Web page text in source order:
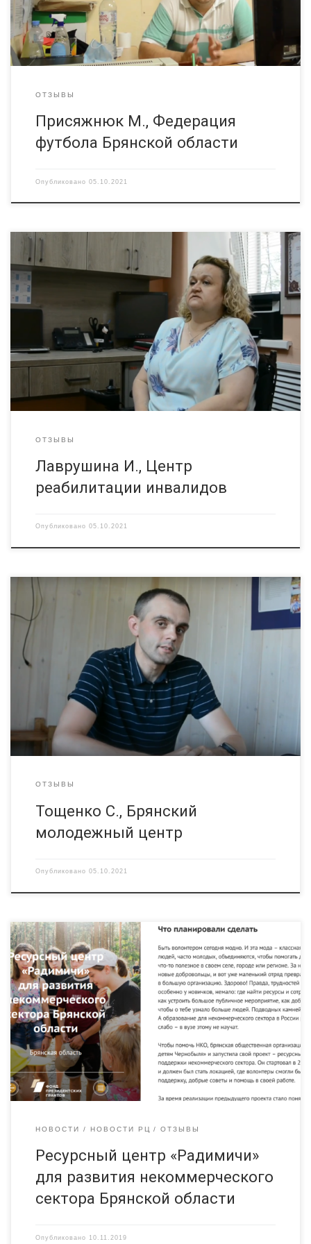
ОТЗЫВЫ
Присяжнюк М., Федерация
футбола Брянской области
Опубликовано 05.10.2021
ОТЗЫВЫ
Лаврушина И., Центр
реабилитации инвалидов
Опубликовано 05.10.2021
ОТЗЫВЫ
Тощенко С., Брянский
молодежный центр
Опубликовано 05.10.2021
https://топ.гранты.рф/project?id=9 Что планировали сделать
Быть волонтером сегодня модно. И эта мода – классная.
Все больше людей, часто молодых, объединяются, чтобы
помогать другим, делать что-то полезное в своем селе,
городе или регионе. За ними тянутся новые добровольцы,
и вот уже маленький отряд превращается в большую
организацию. Здорово! Правда, трудностей у НКО, особенно
у новичков, немало: где найти ресурсы и сотрудников,
как устроить […]
НОВОСТИ НОВОСТИ РЦ ОТЗЫВЫ
Ресурсный центр «Радимичи»
для развития некоммерческого
сектора Брянской области
Опубликовано 10.11.2019